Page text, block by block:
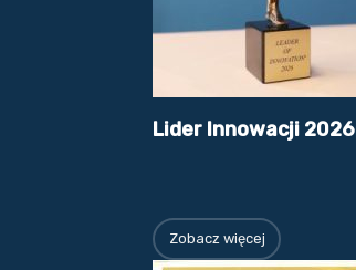
Lider Innowacji 2026
Zobacz więcej